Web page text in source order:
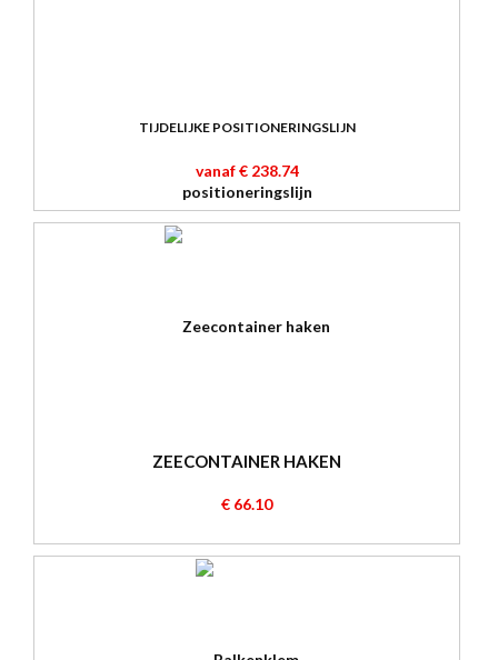
TIJDELIJKE POSITIONERINGSLIJN
vanaf € 238.74
ZEECONTAINER HAKEN
€ 66.10